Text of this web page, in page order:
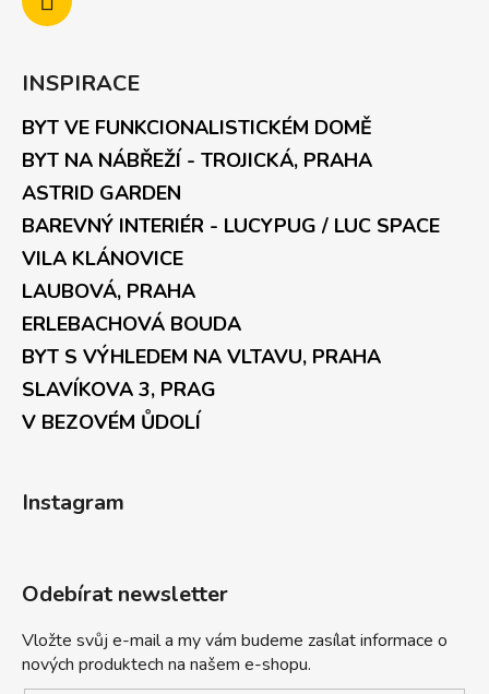
INSPIRACE
BYT VE FUNKCIONALISTICKÉM DOMĚ
BYT NA NÁBŘEŽÍ - TROJICKÁ, PRAHA
ASTRID GARDEN
BAREVNÝ INTERIÉR - LUCYPUG / LUC SPACE
VILA KLÁNOVICE
LAUBOVÁ, PRAHA
ERLEBACHOVÁ BOUDA
BYT S VÝHLEDEM NA VLTAVU, PRAHA
SLAVÍKOVA 3, PRAG
V BEZOVÉM ŮDOLÍ
Instagram
Odebírat newsletter
Vložte svůj e-mail a my vám budeme zasílat informace o
nových produktech na našem e-shopu.